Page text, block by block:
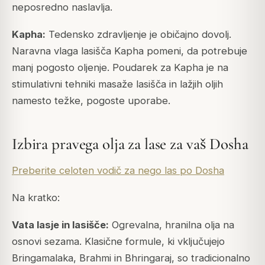
neposredno naslavlja.
Kapha: Tedensko zdravljenje je običajno dovolj.
Naravna vlaga lasišča Kapha pomeni, da potrebuje
manj pogosto oljenje. Poudarek za Kapha je na
stimulativni tehniki masaže lasišča in lažjih oljih
namesto težke, pogoste uporabe.
Izbira pravega olja za lase za vaš Dosha
Preberite celoten vodič za nego las po Dosha
Na kratko:
Vata lasje in lasišče: Ogrevalna, hranilna olja na
osnovi sezama. Klasične formule, ki vključujejo
Bringamalaka, Brahmi in Bhringaraj, so tradicionalno